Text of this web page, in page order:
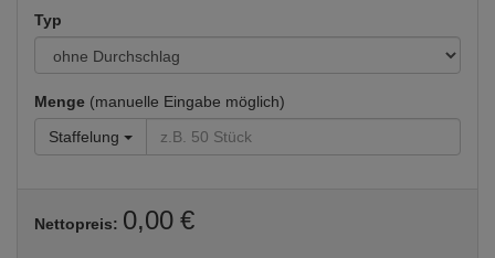
Typ
Menge (manuelle Eingabe möglich)
Staffelung
Nettopreis: 0,00 €